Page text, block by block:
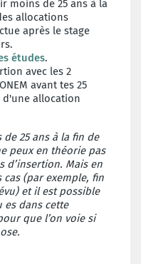
moins de 25 ans à la
allocations
après le stage
études.
avec les 2
avant tes 25
allocation
25 ans à la fin de
peux en théorie pas
d’insertion. Mais en
(par exemple, fin
et il est possible
es dans cette
que l’on voie si